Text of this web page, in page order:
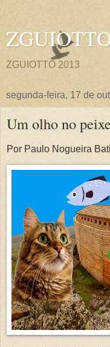
ZGUIOTTO 2013
segunda-feira, 17 de
Um olho no
Por Paulo Nogueira